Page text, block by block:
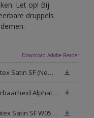
Let op! Bij
druppels
Download Adobe Reader
Technisch Informatieblad Alphatex Satin SF (New Livery) (PDF)
Technical Report decontamineerbaarheid Alphatex Satin SF
Veiligheidsinformatieblad Alphatex Satin SF W05 (MSDS)